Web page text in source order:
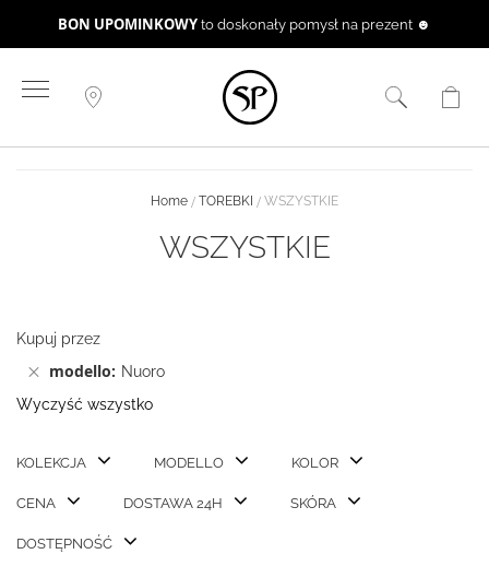
BON UPOMINKOWY to doskonały pomysł na prezent ☻
do
treści
Home TOREBKI WSZYSTKIE
WSZYSTKIE
Kupuj przez
modello
Nuoro
Wyczyść wszystko
KOLEKCJA MODELLO KOLOR
CENA DOSTAWA 24H SKÓRA
DOSTĘPNOŚĆ